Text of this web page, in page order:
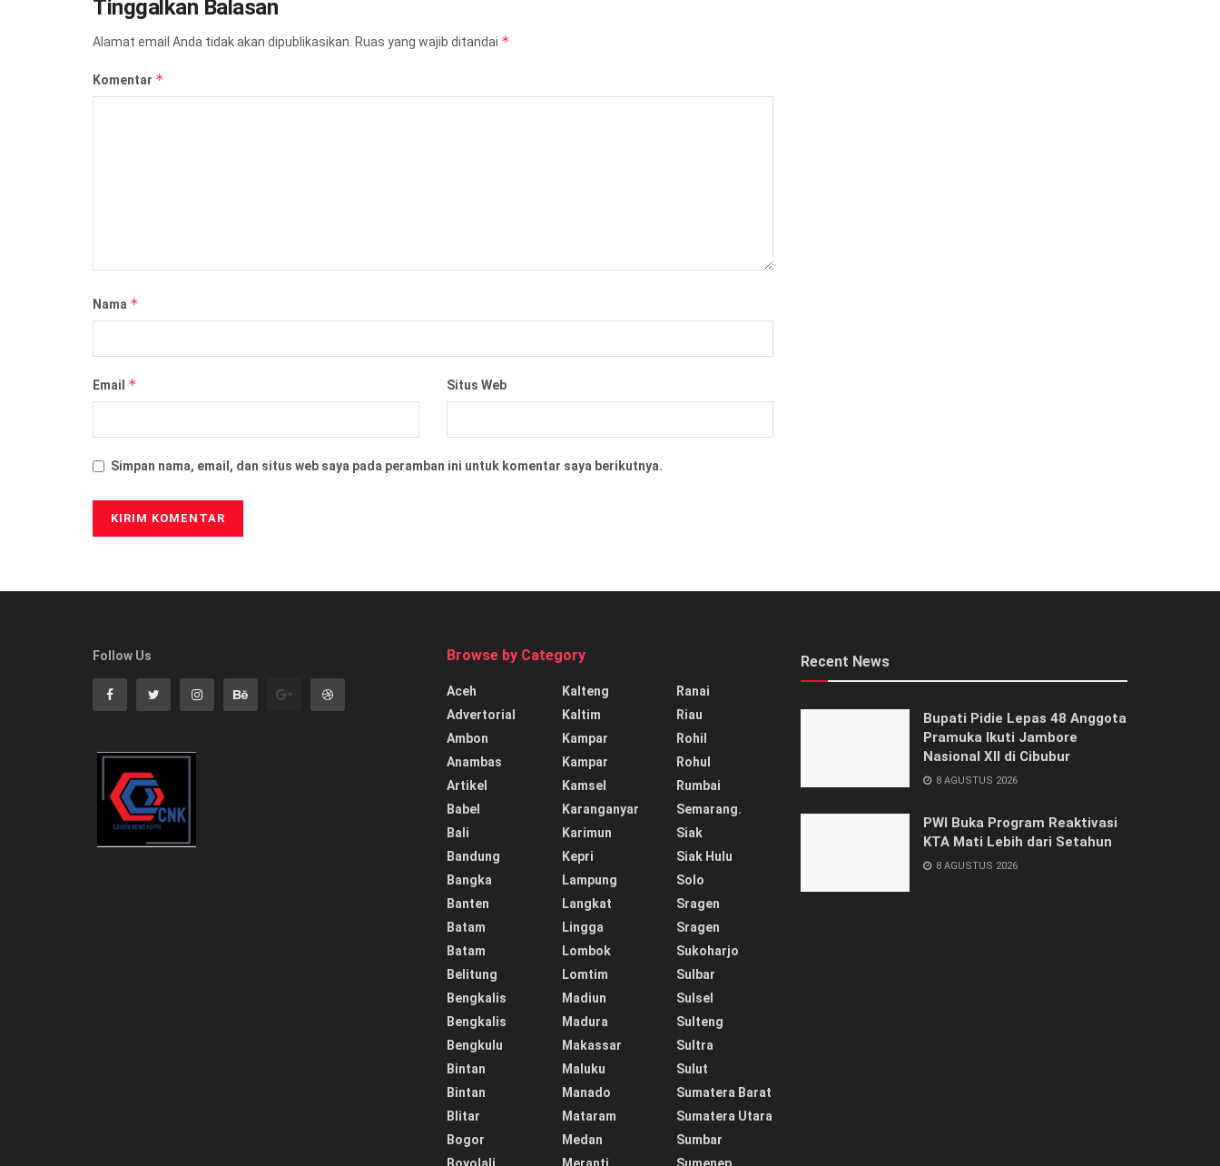
Tinggalkan Balasan
Alamat email Anda tidak akan dipublikasikan. Ruas yang wajib ditandai *
Komentar *
Nama *
Email * Situs Web
Simpan nama, email, dan situs web saya pada peramban ini untuk komentar saya berikutnya.
Follow Us Browse by Category
Aceh
Advertorial
Ambon
Anambas
Artikel
Babel
Bali
Bandung
Bangka
Banten
Batam
Batam
Belitung
Bengkalis
Bengkalis
Bengkulu
Bintan
Bintan
Blitar
Bogor
Boyolali
Kalteng
Kaltim
Kampar
Kampar
Kamsel
Karanganyar
Karimun
Kepri
Lampung
Langkat
Lingga
Lombok
Lomtim
Madiun
Madura
Makassar
Maluku
Manado
Mataram
Medan
Meranti
Ranai
Riau
Rohil
Rohul
Rumbai
Semarang.
Siak
Siak Hulu
Solo
Sragen
Sragen
Sukoharjo
Sulbar
Sulsel
Sulteng
Sultra
Sulut
Sumatera Barat
Sumatera Utara
Sumbar
Sumenep
Recent News
Bupati Pidie Lepas 48 Anggota
Pramuka Ikuti Jambore
Nasional XII di Cibubur
8 AGUSTUS 2026
PWI Buka Program Reaktivasi
KTA Mati Lebih dari Setahun
8 AGUSTUS 2026